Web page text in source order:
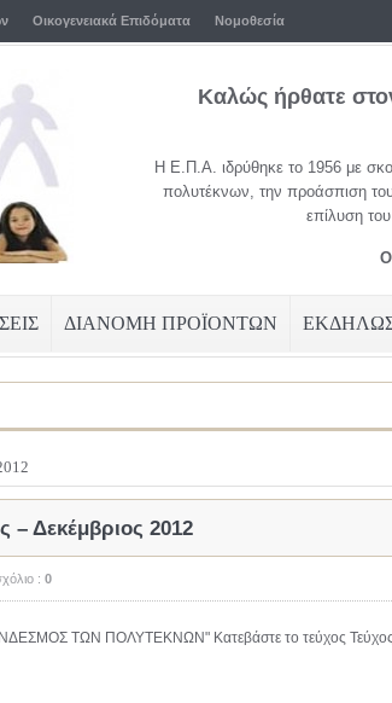
Οικογενειακά Επιδόματα Νομοθεσία
Καλώς ήρθατε
Η Ε.Π.Α. ιδρύθηκε το 1956 με
πολυτέκνων, την προάσπιση
επίλυση
ΔΙΑΝΟΜΗ ΠΡΟΪΟΝΤΩΝ
– Δεκέμβριος 2012
: 0
ΤΩΝ ΠΟΛΥΤΕΚΝΩΝ" Κατεβάστε το τεύχος